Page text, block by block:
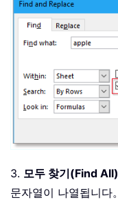
3. 모두 찾기(Find All)
문자열이 나열됩니다。